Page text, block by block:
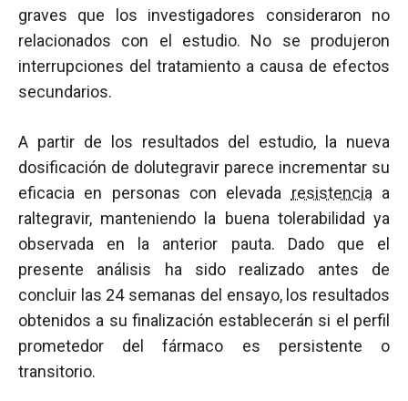
graves que los investigadores consideraron no
relacionados con el estudio. No se produjeron
interrupciones del tratamiento a causa de efectos
secundarios.
A partir de los resultados del estudio, la nueva
dosificación de dolutegravir parece incrementar su
eficacia en personas con elevada resistencia a
raltegravir, manteniendo la buena tolerabilidad ya
observada en la anterior pauta. Dado que el
presente análisis ha sido realizado antes de
concluir las 24 semanas del ensayo, los resultados
obtenidos a su finalización establecerán si el perfil
prometedor del fármaco es persistente o
transitorio.